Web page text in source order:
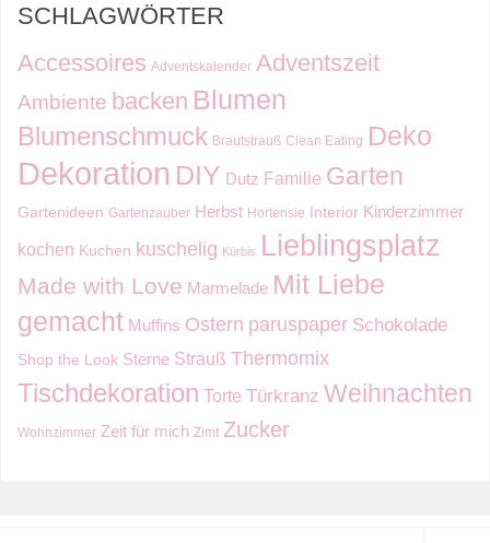
SCHLAGWÖRTER
Accessoires Adventskalender Adventszeit
Ambiente backen Blumen
Blumenschmuck Brautstrauß Clean Eating Deko
Dekoration DIY Dutz Familie Garten
Gartenideen Gartenzauber Herbst Hortensie Interior Kinderzimmer
kochen Kuchen kuschelig Kürbis Lieblingsplatz
Made with Love Marmelade Mit Liebe
gemacht Muffins Ostern paruspaper Schokolade
Shop the Look Sterne Strauß Thermomix
Tischdekoration Torte Türkranz Weihnachten
Wohnzimmer Zeit für mich Zimt Zucker